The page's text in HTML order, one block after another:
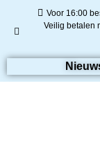
Voor 16:00
Veilig betalen